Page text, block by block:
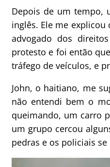
Depois de um tempo,
inglês. Ele me
advogado dos
protesto e foi então
tráfego de veículos, e
John, o haitiano, me
não entendi bem o
queimando, um carro
um grupo cercou
pedras e os policiais